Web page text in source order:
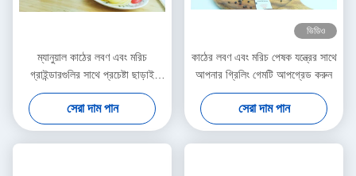
ম্যানুয়াল কাঠের লবণ এবং মরিচ
গ্রাইন্ডারগুলির সাথে প্রচেষ্টা ছাড়াই
গ্রাইন্ডিং 5x16.3 সেমি আকার
সেরা দাম পান
ভিডিও
কাঠের লবণ এবং মরিচ পেষক যন্ত্রের সাথে
আপনার গ্রিলিং গেমটি আপগ্রেড করুন
সেরা দাম পান